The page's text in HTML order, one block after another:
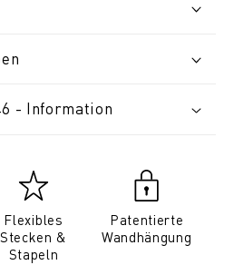
- Information
Flexibles
Stecken &
Stapeln
Patentierte
Wandhängung